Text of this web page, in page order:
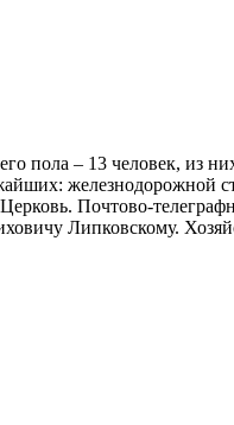
пола – 13 человек, из
железнодорожной
Почтово-
Липковскому.